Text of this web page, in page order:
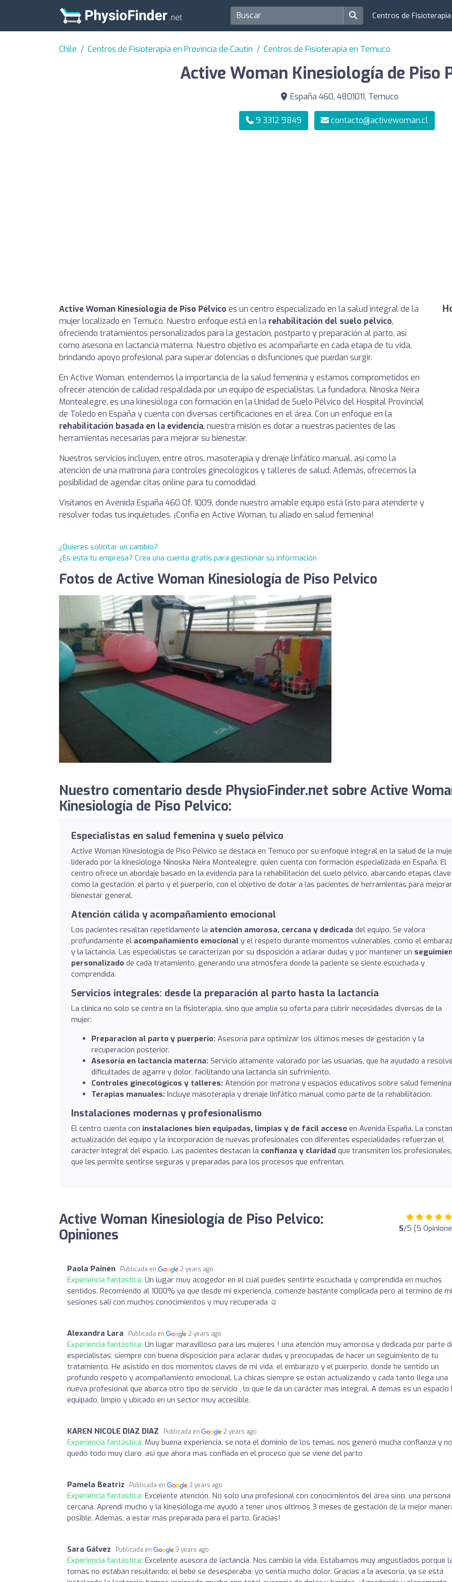
Centros de Fisioterapia
Chile Centros de Fisioterapia en Provincia de Cautín Centros de Fisioterapia en Temuco
Active Woman Kinesiología de Piso
España 460, 4801011, Temuco
9 3312 9849 contacto@activewoman.cl
Active Woman Kinesiología de Piso Pélvico es un centro especializado en la salud integral de la
mujer localizado en Temuco. Nuestro enfoque está en la rehabilitación del suelo pélvico,
ofreciendo tratamientos personalizados para la gestación, postparto y preparación al parto, así
como asesoría en lactancia materna. Nuestro objetivo es acompañarte en cada etapa de tu vida,
brindando apoyo profesional para superar dolencias o disfunciones que puedan surgir.
En Active Woman, entendemos la importancia de la salud femenina y estamos comprometidos en
ofrecer atención de calidad respaldada por un equipo de especialistas. La fundadora, Ninoska Neira
Montealegre, es una kinesióloga con formación en la Unidad de Suelo Pélvico del Hospital Provincial
de Toledo en España y cuenta con diversas certificaciones en el área. Con un enfoque en la
rehabilitación basada en la evidencia, nuestra misión es dotar a nuestras pacientes de las
herramientas necesarias para mejorar su bienestar.
Nuestros servicios incluyen, entre otros, masoterapia y drenaje linfático manual, así como la
atención de una matrona para controles ginecológicos y talleres de salud. Además, ofrecemos la
posibilidad de agendar citas online para tu comodidad.
Visítanos en Avenida España 460 Of. 1009, donde nuestro amable equipo está listo para atenderte y
resolver todas tus inquietudes. ¡Confía en Active Woman, tu aliado en salud femenina!
¿Quieres solicitar un cambio?
¿Es esta tu empresa? Crea una cuenta gratis para gestionar su información
Fotos de Active Woman Kinesiología de Piso Pelvico
Nuestro comentario desde PhysioFinder.net sobre Active
Kinesiología de Piso Pelvico:
Especialistas en salud femenina y suelo pélvico
Active Woman Kinesiología de Piso Pélvico se destaca en Temuco por su enfoque integral en la salud de la
liderado por la kinesióloga Ninoska Neira Montealegre, quien cuenta con formación especializada en España. El
centro ofrece un abordaje basado en la evidencia para la rehabilitación del suelo pélvico, abarcando etapas clave
como la gestación, el parto y el puerperio, con el objetivo de dotar a las pacientes de herramientas para
bienestar general.
Atención cálida y acompañamiento emocional
Los pacientes resaltan repetidamente la atención amorosa, cercana y dedicada del equipo. Se valora
profundamente el acompañamiento emocional y el respeto durante momentos vulnerables, como el
y la lactancia. Las especialistas se caracterizan por su disposición a aclarar dudas y por mantener un
personalizado de cada tratamiento, generando una atmósfera donde la paciente se siente escuchada y
comprendida.
Servicios integrales: desde la preparación al parto hasta la lactancia
La clínica no solo se centra en la fisioterapia, sino que amplía su oferta para cubrir necesidades diversas de la
mujer:
Preparación al parto y puerperio: Asesoría para optimizar los últimos meses de gestación y la
recuperación posterior.
Asesoría en lactancia materna: Servicio altamente valorado por las usuarias, que ha ayudado a
dificultades de agarre y dolor, facilitando una lactancia sin sufrimiento.
Controles ginecológicos y talleres: Atención por matrona y espacios educativos sobre salud femenina.
Terapias manuales: Incluye masoterapia y drenaje linfático manual como parte de la rehabilitación.
Instalaciones modernas y profesionalismo
El centro cuenta con instalaciones bien equipadas, limpias y de fácil acceso en Avenida España. La
actualización del equipo y la incorporación de nuevas profesionales con diferentes especialidades refuerzan el
carácter integral del espacio. Las pacientes destacan la confianza y claridad que transmiten los
que les permite sentirse seguras y preparadas para los procesos que enfrentan.
Active Woman Kinesiología de Piso Pelvico:
Opiniones
5/5 (5
Paola Painen Publicada en 2 years ago
Experiencia fantástica: Un lugar muy acogedor en el cual puedes sentirte escuchada y comprendida en muchos
sentidos. Recomiendo al 1000% ya que desde mi experiencia, comenze bastante complicada pero al termino de mi
sesiones sali con muchos conocimientos y muy recuperada ☺️
Alexandra Lara Publicada en 2 years ago
Experiencia fantástica: Un lugar maravilloso para las mujeres ! una atención muy amorosa y dedicada por parte
especialistas, siempre con buena disposición para aclarar dudas y preocupadas de hacer un seguimiento de tu
tratamiento. He asistido en dos momentos claves de mi vida, el embarazo y el puerperio, donde he sentido un
profundo respeto y acompañamiento emocional. La chicas siempre se estan actualizando y cada tanto llega una
nueva profesional que abarca otro tipo de servicio , lo que le da un carácter mas integral. A demás es un espacio
equipado, limpio y ubicado en un sector muy accesible.
KAREN NICOLE DIAZ DIAZ Publicada en 2 years ago
Experiencia fantástica: Muy buena experiencia, se nota el dominio de los temas, nos generó mucha confianza y
quedo todo muy claro, asi que ahora mas confiada en el proceso que se viene del parto
Pamela Beatriz Publicada en 3 years ago
Experiencia fantástica: Excelente atención. No solo una profesional con conocimientos del área sino, una
cercana. Aprendí mucho y la kinesióloga me ayudó a tener unos últimos 3 meses de gestación de la mejor
posible. Además, a estar más preparada para el parto. Gracias!
Sara Gálvez Publicada en 3 years ago
Experiencia fantástica: Excelente asesora de lactancia. Nos cambió la vida. Estábamos muy angustiados porque
tomas no estaban resultando; el bebé se desesperaba, yo sentía mucho dolor. Gracias a la asesoría, ya se está